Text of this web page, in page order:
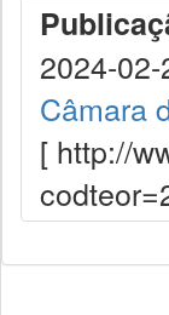
2024-02-
Câmara
[ http://